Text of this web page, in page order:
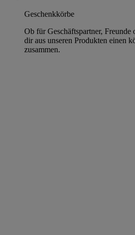
Geschenkkörbe
Ob für Geschäftspartner,
dir aus unseren Produkten einen
zusammen.